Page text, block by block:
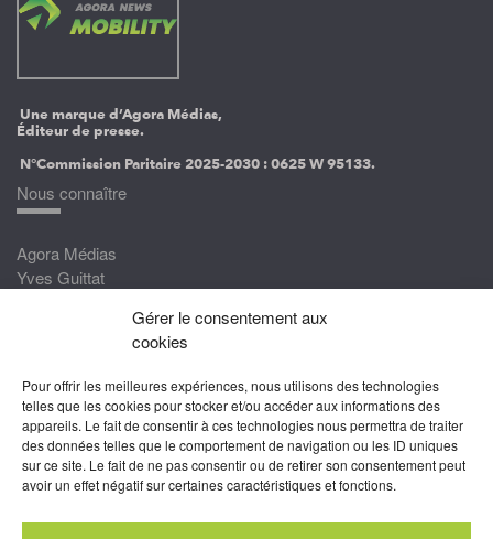
Gérer le consentement aux
cookies
Pour offrir les meilleures expériences, nous utilisons des technologies
telles que les cookies pour stocker et/ou accéder aux informations des
appareils. Le fait de consentir à ces technologies nous permettra de traiter
des données telles que le comportement de navigation ou les ID uniques
sur ce site. Le fait de ne pas consentir ou de retirer son consentement peut
avoir un effet négatif sur certaines caractéristiques et fonctions.
Une marque d’Agora Médias,
Éditeur de presse.
N°Commission Paritaire 2025-2030 :0625 W 95133.
Nous connaître
Agora Médias
Yves Guittat
Devenez correspondant
Rejoignez nos experts
Devenez Partenaire
Nous suivre